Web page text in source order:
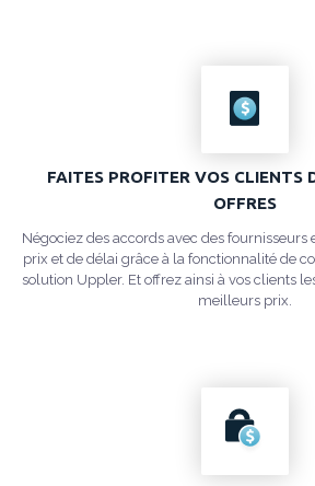
FAITES PROFITER VOS CLIENTS
OFFRES
Négociez des accords avec des fournisseurs
prix et de délai grâce à la fonctionnalité de
solution Uppler. Et offrez ainsi à vos clients
meilleurs prix.